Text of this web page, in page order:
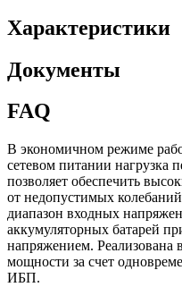
Характеристики
Документы
FAQ
В экономичном режиме
сетевом питании нагрузка
позволяет обеспечить
от недопустимых
диапазон входных
аккумуляторных батарей
напряжением. Реализована
мощности за счет
ИБП.